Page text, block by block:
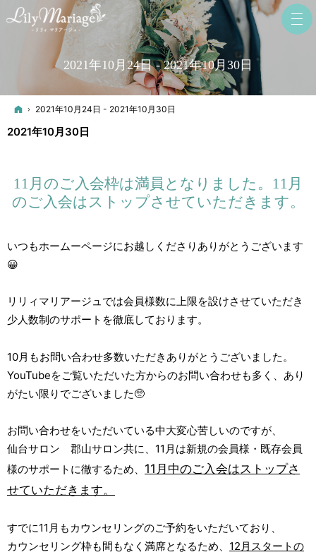
2021年10月24日 - 2021年10月30日
ホーム
2021年10月24日 - 2021年10月30日
2021年10月30日
11月のご入会枠は満員となりました。11月
のご入会はストップさせていただきます。
いつもホームーページにお越しくださりありがとうございます
😀
リリィマリアージュでは会員様数に上限を設けさせていただき
少人数制のサポートを徹底しております。
10月もお問い合わせ多数いただきありがとうございました。
YouTubeをご覧いただいた方からのお問い合わせも多く、あり
がたい限りでございました🥺
お問い合わせをいただいている中大変心苦しいのですが、
仙台サロン 郡山サロン共に、11月は新規の会員様・既存会員
様のサポートに徹するため、 11月中のご入会はストップさ
せていただきます。
すでに11月もカウンセリングのご予約をいただいており、
カウンセリング枠も間もなく満席となるため、 12月スタートの